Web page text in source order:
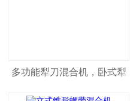
多功能犁刀混合机，卧式犁
刀混合机